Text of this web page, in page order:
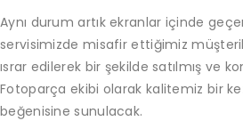
Aynı durum artık ekranlar içinde
servisimizde misafir ettiğimiz
ısrar edilerek bir şekilde satılmış ve
Fotoparça ekibi olarak kalitemiz bir
beğenisine sunulacak.